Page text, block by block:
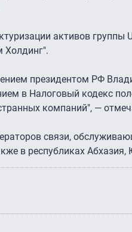
активов группы
Холдинг".
президентом РФ
в Налоговый кодекс
компаний", —
связи,
в республиках